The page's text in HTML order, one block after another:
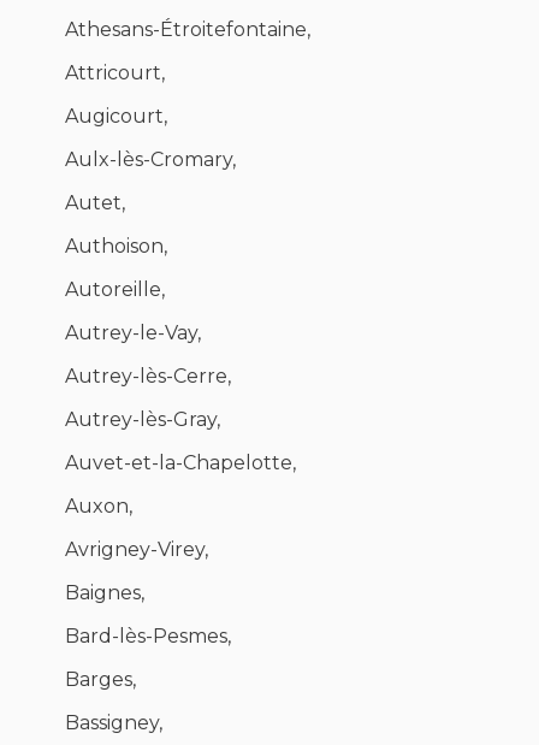
Athesans-Étroitefontaine,
Attricourt,
Augicourt,
Aulx-lès-Cromary,
Autet,
Authoison,
Autoreille,
Autrey-le-Vay,
Autrey-lès-Cerre,
Autrey-lès-Gray,
Auvet-et-la-Chapelotte,
Auxon,
Avrigney-Virey,
Baignes,
Bard-lès-Pesmes,
Barges,
Bassigney,